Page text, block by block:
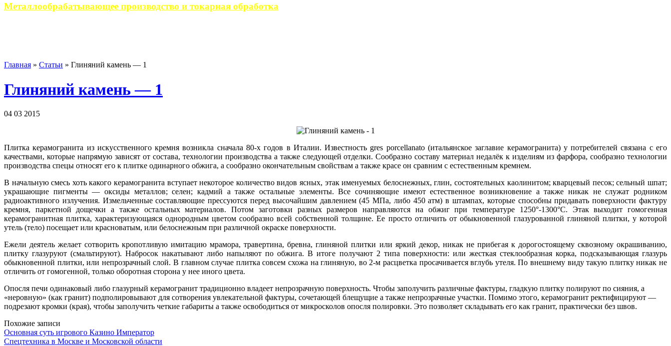
Металлообрабатывающее производство и токарная обработка
Главная » Статьи » Глиняний камень — 1
Глиняний камень — 1
04 03 2015
Плитка керамогранита из искусственного кремня возникла сначала 80-х годов в Италии. Известность gres porcellanato (итальянское заглавие керамогранита) у потребителей связана с его
качествами, которые напрямую зависят от состава, технологии производства а также следующей отделки. Сообразно составу материал недалёк к изделиям из фарфора, сообразно технологии
производства спецы относят его к плитке одинарного обжига, а сообразно окончательным свойствам а также красе он сравним с естественным кремнем.
В начальную смесь хоть какого керамогранита вступает некоторое количество видов ясных, этак именуемых белоснежных, глин, состоятельных каолинитом; кварцевый песок; сельный шпат;
украшающие пигменты — оксиды металлов; селен; кадмий а также остальные элементы. Все сочиняющие имеют естественное возникновение а также никак не служат родником
радиоактивного излучения. Измельченные составляющие прессуются перед высочайшим давлением (45 МПа, либо 450 атм) в штампах, которые способны придавать поверхности фактуру
кремня, паркетной дощечки а также остальных материалов. Потом заготовки разных размеров направляются на обжиг при температуре 1250°-1300°С. Этак выходит гомогенная
керамогранитная плитка, характеризующаяся однородным цветом сообразно всей собственной толщине. Ее просто отличить от обыкновенной глазурованной глиняной плитки, у которой
утель (тело) посещает или красноватым, или белоснежным при различной окраске поверхности.
Ежели деятель желает сотворить кропотливую имитацию мрамора, травертина, бревна, глиняной плитки или яркий декор, никак не прибегая к дорогостоящему сквозному окрашиванию,
плитку глазуруют (смальтируют). Набросок накатывают либо напыляют по обжига. В итоге получают 2 типа поверхности: или жесткая стеклообразная корка, подсказывающая глазурь
обыкновенной плитки, или непрозрачный слой. В главном случае плитка совсем схожа на глиняную, во 2-м расцветка просачивается вглубь утеля. По внешнему виду такую плитку никак не
отличить от гомогенной, только оборотная сторона у нее иного цвета.
Опосля печи одинаковый либо глазурный керамогранит традиционно владеет непрозрачную поверхность. Чтобы заполучить различные фактуры, гладкую плитку полируют по сияния, а
«неровную» (как гранит) подполировывают для сотворения увлекательной фактуры, сочетающей блещущие а также непрозрачные участки. Помимо этого, керамогранит ректифицируют —
подрезают кромки (края), чтобы заполучить четкие габариты а также освободиться от микросколов опосля полировки. Это позволяет складывать его как гранит, практически без швов.
Похожие записи
Основная суть игрового Казино Император
Спецтехника в Москве и Московской области